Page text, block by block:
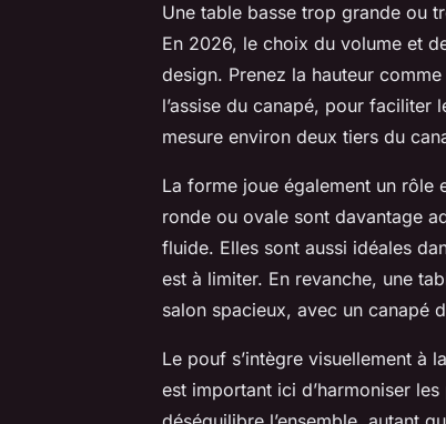
Une table basse trop grande ou
En 2026, le choix du volume et
design. Prenez la hauteur
l’assise du canapé, pour faciliter
mesure environ deux tiers du
La forme joue également un rôle
ronde ou ovale sont davantage
fluide. Elles sont aussi idéales
est à limiter. En revanche, une
salon spacieux, avec un canapé
Le pouf s’intègre visuellement à
est important ici d’harmoniser